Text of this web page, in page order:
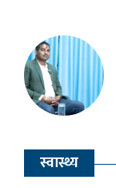
स्वास्थ्य